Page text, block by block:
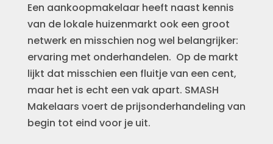
Een aankoopmakelaar heeft naast kennis
van de lokale huizenmarkt ook een groot
netwerk en misschien nog wel belangrijker:
ervaring met onderhandelen. Op de markt
lijkt dat misschien een fluitje van een cent,
maar het is echt een vak apart. SMASH
Makelaars voert de prijsonderhandeling van
begin tot eind voor je uit.